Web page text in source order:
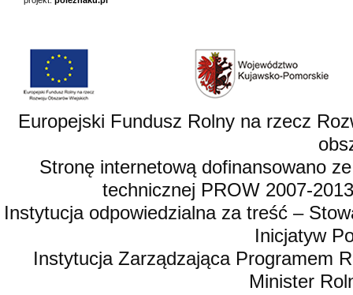
Europejski Fundusz Rolny na rzecz
Stronę internetową dofinansowano
technicznej PROW 2007-
Instytucja odpowiedzialna za treść –
Inicjatyw
Instytucja Zarządzająca Programem
Minister